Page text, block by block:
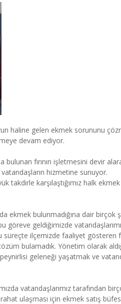
haline gelen ekmek sorununu
devam ediyor.
bulunan fırının işletmesini devir
vatandaşların hizmetine sunuyor.
takdirle karşılaştığımız halk
ekmek bulunmadığına dair birçok
geldiğimizde
ilçemizde faaliyet gösteren
bulamadık. Yönetim olarak
geleneği yaşatmak ve
vatandaşlarımız tarafından
ulaşması için ekmek satış